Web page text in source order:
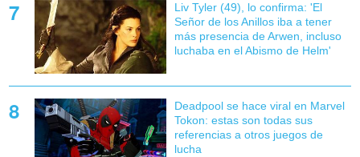
Liv Tyler (49), lo confirma: 'El
Señor de los Anillos iba a tener
más presencia de Arwen, incluso
luchaba en el Abismo de Helm'
Deadpool se hace viral en Marvel
Tokon: estas son todas sus
referencias a otros juegos de
lucha